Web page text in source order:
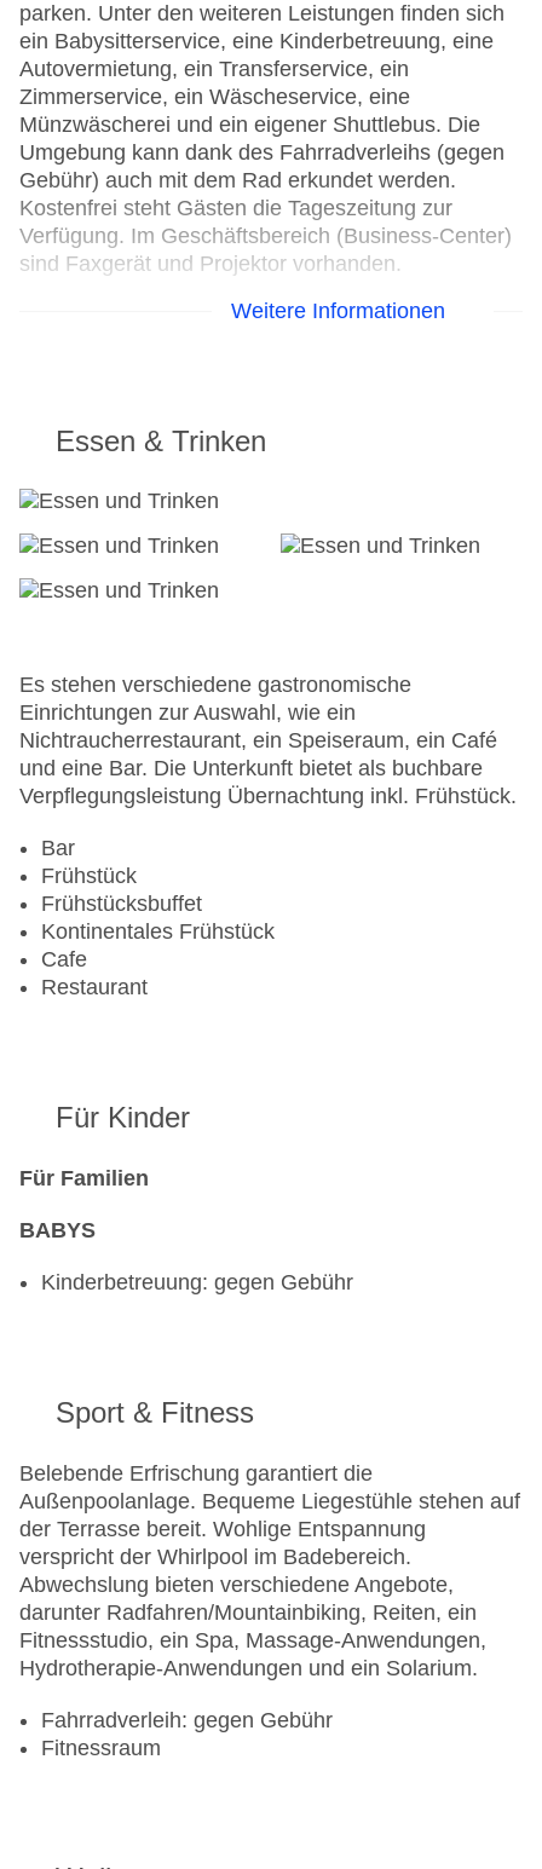
parken. Unter den weiteren Leistungen finden sich
ein Babysitterservice, eine Kinderbetreuung, eine
Autovermietung, ein Transferservice, ein
Zimmerservice, ein Wäscheservice, eine
Münzwäscherei und ein eigener Shuttlebus. Die
Umgebung kann dank des Fahrradverleihs (gegen
Gebühr) auch mit dem Rad erkundet werden.
Kostenfrei steht Gästen die Tageszeitung zur
Verfügung. Im Geschäftsbereich (Business-Center)
sind Faxgerät und Projektor vorhanden.
Konferenzraum
Garage
Hotelsafe
WLAN/WiFi im Hotel
Lift
Sonnenterrasse
Gesamtanzahl der Stockwerke: 6
Gesamtanzahl der Zimmer: 110
Pools:Outdoor Pool, Liegen am Pool
Zahlungsarten: American Express, Diners Club,
Landeskategorie: 4 Sterne
Weitere Informationen
Essen & Trinken
Es stehen verschiedene gastronomische
Einrichtungen zur Auswahl, wie ein
Nichtraucherrestaurant, ein Speiseraum, ein Café
und eine Bar. Die Unterkunft bietet als buchbare
Verpflegungsleistung Übernachtung inkl. Frühstück.
Bar
Frühstück
Frühstücksbuffet
Kontinentales Frühstück
Cafe
Restaurant
Für Kinder
Für Familien
BABYS
Kinderbetreuung: gegen Gebühr
Sport & Fitness
Belebende Erfrischung garantiert die
Außenpoolanlage. Bequeme Liegestühle stehen auf
der Terrasse bereit. Wohlige Entspannung
verspricht der Whirlpool im Badebereich.
Abwechslung bieten verschiedene Angebote,
darunter Radfahren/Mountainbiking, Reiten, ein
Fitnessstudio, ein Spa, Massage-Anwendungen,
Hydrotherapie-Anwendungen und ein Solarium.
Fahrradverleih: gegen Gebühr
Fitnessraum